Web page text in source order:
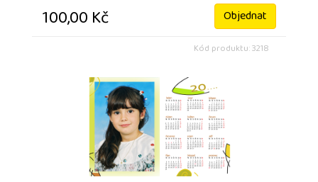
100,00 Kč Objednat
Kód produktu: 3218